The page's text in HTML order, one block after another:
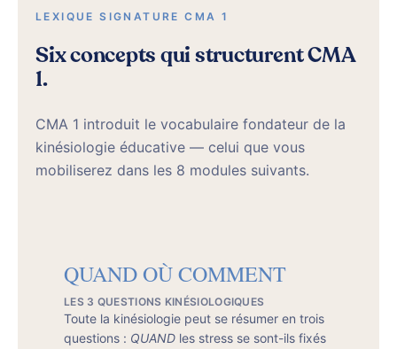
LEXIQUE SIGNATURE CMA 1
Six concepts qui structurent CMA
1.
CMA 1 introduit le vocabulaire fondateur de la
kinésiologie éducative — celui que vous
mobiliserez dans les 8 modules suivants.
QUAND OÙ COMMENT
LES 3 QUESTIONS KINÉSIOLOGIQUES
Toute la kinésiologie peut se résumer en trois
questions : QUAND les stress se sont-ils fixés